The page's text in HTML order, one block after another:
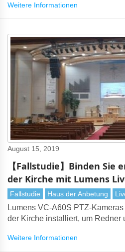
Weitere Informationen
August 15, 2019
【Fallstudie】Binden
der Kirche mit Lumens
ein (Gyeonggi, Korea)
Fallstudie Haus der Anbetung
Lumens VC-A60S PTZ-
der Kirche installiert, um Redner
Weitere Informationen